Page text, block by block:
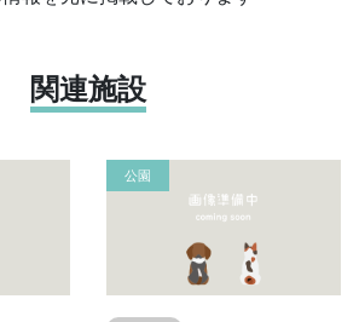
関連施設
公園